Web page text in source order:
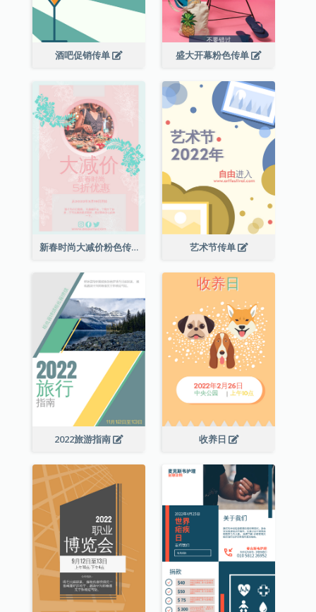
酒吧促销传单 盛大开幕粉色传单
新春时尚大减价粉色传单 艺术节传单
2022旅游指南 收养日